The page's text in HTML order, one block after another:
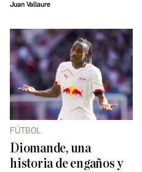
Juan Vallaure
FÚTBOL
Diomande, una
historia de engaños y